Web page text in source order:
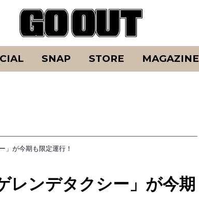
SNAP STORE MAGAZINE
」が今期も限定運行！
レンデタクシー」が今期